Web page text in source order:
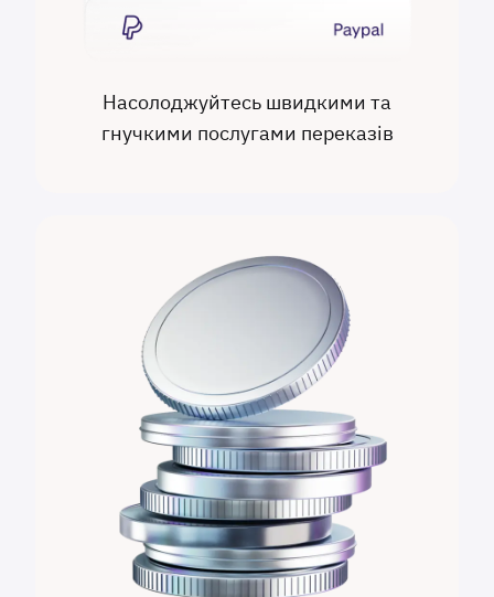
Насолоджуйтесь швидкими та
гнучкими послугами переказів